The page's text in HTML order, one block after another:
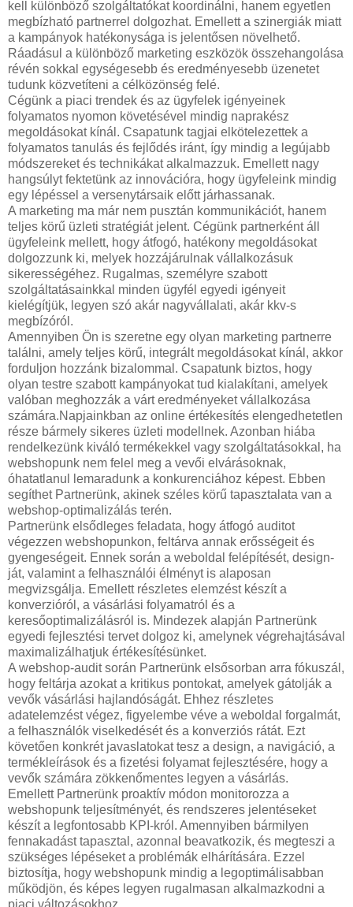
kell különböző szolgáltatókat koordinálni, hanem egyetlen
megbízható partnerrel dolgozhat. Emellett a szinergiák miatt
a kampányok hatékonysága is jelentősen növelhető.
Ráadásul a különböző marketing eszközök összehangolása
révén sokkal egységesebb és eredményesebb üzenetet
tudunk közvetíteni a célközönség felé.
Cégünk a piaci trendek és az ügyfelek igényeinek
folyamatos nyomon követésével mindig naprakész
megoldásokat kínál. Csapatunk tagjai elkötelezettek a
folyamatos tanulás és fejlődés iránt, így mindig a legújabb
módszereket és technikákat alkalmazzuk. Emellett nagy
hangsúlyt fektetünk az innovációra, hogy ügyfeleink mindig
egy lépéssel a versenytársaik előtt járhassanak.
A marketing ma már nem pusztán kommunikációt, hanem
teljes körű üzleti stratégiát jelent. Cégünk partnerként áll
ügyfeleink mellett, hogy átfogó, hatékony megoldásokat
dolgozzunk ki, melyek hozzájárulnak vállalkozásuk
sikerességéhez. Rugalmas, személyre szabott
szolgáltatásainkkal minden ügyfél egyedi igényeit
kielégítjük, legyen szó akár nagyvállalati, akár kkv-s
megbízóról.
Amennyiben Ön is szeretne egy olyan marketing partnerre
találni, amely teljes körű, integrált megoldásokat kínál, akkor
forduljon hozzánk bizalommal. Csapatunk biztos, hogy
olyan testre szabott kampányokat tud kialakítani, amelyek
valóban meghozzák a várt eredményeket vállalkozása
számára.Napjainkban az online értékesítés elengedhetetlen
része bármely sikeres üzleti modellnek. Azonban hiába
rendelkezünk kiváló termékekkel vagy szolgáltatásokkal, ha
webshopunk nem felel meg a vevői elvárásoknak,
óhatatlanul lemaradunk a konkurenciához képest. Ebben
segíthet Partnerünk, akinek széles körű tapasztalata van a
webshop-optimalizálás terén.
Partnerünk elsődleges feladata, hogy átfogó auditot
végezzen webshopunkon, feltárva annak erősségeit és
gyengeségeit. Ennek során a weboldal felépítését, design-
ját, valamint a felhasználói élményt is alaposan
megvizsgálja. Emellett részletes elemzést készít a
konverzióról, a vásárlási folyamatról és a
keresőoptimalizálásról is. Mindezek alapján Partnerünk
egyedi fejlesztési tervet dolgoz ki, amelynek végrehajtásával
maximalizálhatjuk értékesítésünket.
A webshop-audit során Partnerünk elsősorban arra fókuszál,
hogy feltárja azokat a kritikus pontokat, amelyek gátolják a
vevők vásárlási hajlandóságát. Ehhez részletes
adatelemzést végez, figyelembe véve a weboldal forgalmát,
a felhasználók viselkedését és a konverziós rátát. Ezt
követően konkrét javaslatokat tesz a design, a navigáció, a
termékleírások és a fizetési folyamat fejlesztésére, hogy a
vevők számára zökkenőmentes legyen a vásárlás.
Emellett Partnerünk proaktív módon monitorozza a
webshopunk teljesítményét, és rendszeres jelentéseket
készít a legfontosabb KPI-król. Amennyiben bármilyen
fennakadást tapasztal, azonnal beavatkozik, és megteszi a
szükséges lépéseket a problémák elhárítására. Ezzel
biztosítja, hogy webshopunk mindig a legoptimálisabban
működjön, és képes legyen rugalmasan alkalmazkodni a
piaci változásokhoz.